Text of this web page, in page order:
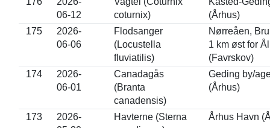
06-12
coturnix)
(Århus)
175
2026-
06-06
Flodsanger
(Locustella
fluviatilis)
Nørreåen,
1 km øst for
(Favrskov)
174
2026-
06-01
Canadagås
(Branta
canadensis)
Geding by/
(Århus)
173
2026-
Havterne (Sterna
Århus Havn